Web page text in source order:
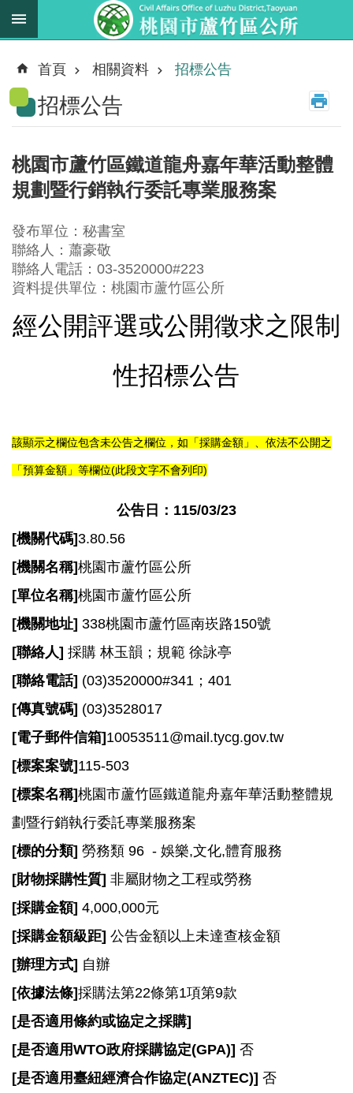
跳到主要內容區塊
新
消
息
務
職
掌
法
規
資
料
進
階
蘆
竹
訊
息
公
告
生
活
便
民
資
訊
機
關
訊
錄
相
關
資
料
回
首
頁
網
導
首頁 相關資料 招標公告
招標公告
桃園市蘆竹區鐵道龍舟嘉年華活動整體
規劃暨行銷執行委託專業服務案
發布單位：秘書室
聯絡人：蕭豪敬
聯絡人電話：03-3520000#223
資料提供單位：桃園市蘆竹區公所
經公開評選或公開徵求之限制
性招標公告
該顯示之欄位包含未公告之欄位，如「採購金額」、依法不公開之
「預算金額」等欄位(此段文字不會列印)
公告日：115/03/23
[機關代碼]3.80.56
[機關名稱]桃園市蘆竹區公所
[單位名稱]桃園市蘆竹區公所
[機關地址] 338桃園市蘆竹區南崁路150號
[聯絡人] 採購 林玉韻；規範 徐詠亭
[聯絡電話] (03)3520000#341；401
[傳真號碼] (03)3528017
[電子郵件信箱] 10053511@mail.tycg.gov.tw
[標案案號] 115-503
[標案名稱]桃園市蘆竹區鐵道龍舟嘉年華活動整體規
劃暨行銷執行委託專業服務案
[標的分類] 勞務類 96 - 娛樂,文化,體育服務
[財物採購性質] 非屬財物之工程或勞務
[採購金額] 4,000,000元
[採購金額級距] 公告金額以上未達查核金額
[辦理方式] 自辦
[依據法條]採購法第22條第1項第9款
[是否適用條約或協定之採購]
[是否適用WTO政府採購協定(GPA)] 否
[是否適用臺紐經濟合作協定(ANZTEC)] 否